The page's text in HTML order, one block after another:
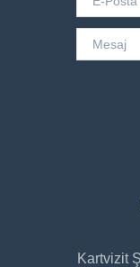
Kartvizit